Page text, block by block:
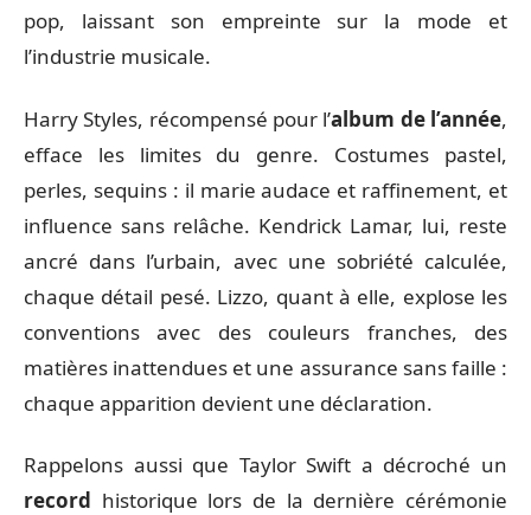
pop, laissant son empreinte sur la mode et
l’industrie musicale.
Harry Styles, récompensé pour l’album de l’année,
efface les limites du genre. Costumes pastel,
perles, sequins : il marie audace et raffinement, et
influence sans relâche. Kendrick Lamar, lui, reste
ancré dans l’urbain, avec une sobriété calculée,
chaque détail pesé. Lizzo, quant à elle, explose les
conventions avec des couleurs franches, des
matières inattendues et une assurance sans faille :
chaque apparition devient une déclaration.
Rappelons aussi que Taylor Swift a décroché un
record historique lors de la dernière cérémonie